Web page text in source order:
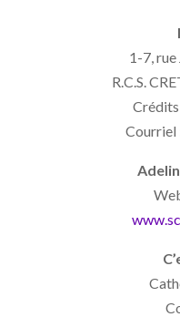
1-7,
R.C.S.
Courriel